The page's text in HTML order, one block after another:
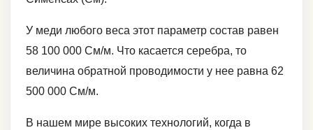
У меди любого веса этот параметр состав равен
58 100 000 См/м. Что касается серебра, то
величина обратной проводимости у нее равна 62
500 000 См/м.
В нашем мире высоких технологий, когда в